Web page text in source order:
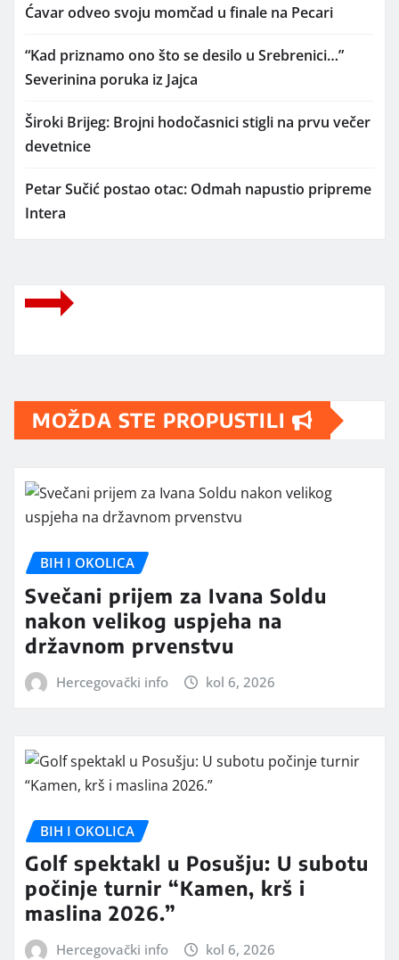
Ćavar odveo svoju momčad u finale na Pecari
“Kad priznamo ono što se desilo u Srebrenici…”
Severinina poruka iz Jajca
Široki Brijeg: Brojni hodočasnici stigli na prvu večer
devetnice
Petar Sučić postao otac: Odmah napustio pripreme
Intera
MOŽDA STE PROPUSTILI
BIH I OKOLICA
Svečani prijem za Ivana Soldu
nakon velikog uspjeha na
državnom prvenstvu
Hercegovački info kol 6, 2026
BIH I OKOLICA
Golf spektakl u Posušju: U subotu
počinje turnir “Kamen, krš i
maslina 2026.”
Hercegovački info kol 6, 2026